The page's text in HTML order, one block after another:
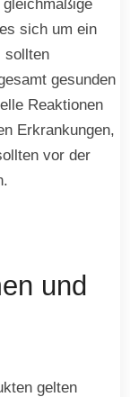
sich um ein
sollten
gesunden
Reaktionen
Erkrankungen,
vor der
und
gelten